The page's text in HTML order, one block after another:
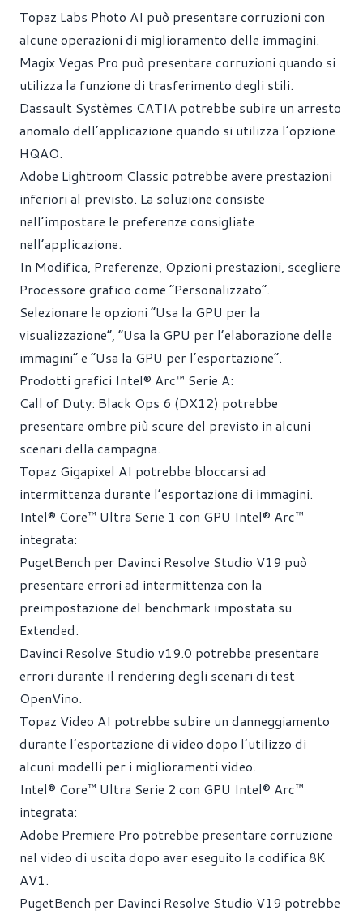
Topaz Labs Photo AI può presentare corruzioni con
alcune operazioni di miglioramento delle immagini.
Magix Vegas Pro può presentare corruzioni quando si
utilizza la funzione di trasferimento degli stili.
Dassault Systèmes CATIA potrebbe subire un arresto
anomalo dell’applicazione quando si utilizza l’opzione
HQAO.
Adobe Lightroom Classic potrebbe avere prestazioni
inferiori al previsto. La soluzione consiste
nell’impostare le preferenze consigliate
nell’applicazione.
In Modifica, Preferenze, Opzioni prestazioni, scegliere
Processore grafico come “Personalizzato”.
Selezionare le opzioni “Usa la GPU per la
visualizzazione”, “Usa la GPU per l’elaborazione delle
immagini” e “Usa la GPU per l’esportazione”.
Prodotti grafici Intel® Arc™ Serie A:
Call of Duty: Black Ops 6 (DX12) potrebbe
presentare ombre più scure del previsto in alcuni
scenari della campagna.
Topaz Gigapixel AI potrebbe bloccarsi ad
intermittenza durante l’esportazione di immagini.
Intel® Core™ Ultra Serie 1 con GPU Intel® Arc™
integrata:
PugetBench per Davinci Resolve Studio V19 può
presentare errori ad intermittenza con la
preimpostazione del benchmark impostata su
Extended.
Davinci Resolve Studio v19.0 potrebbe presentare
errori durante il rendering degli scenari di test
OpenVino.
Topaz Video AI potrebbe subire un danneggiamento
durante l’esportazione di video dopo l’utilizzo di
alcuni modelli per i miglioramenti video.
Intel® Core™ Ultra Serie 2 con GPU Intel® Arc™
integrata:
Adobe Premiere Pro potrebbe presentare corruzione
nel video di uscita dopo aver eseguito la codifica 8K
AV1.
PugetBench per Davinci Resolve Studio V19 potrebbe